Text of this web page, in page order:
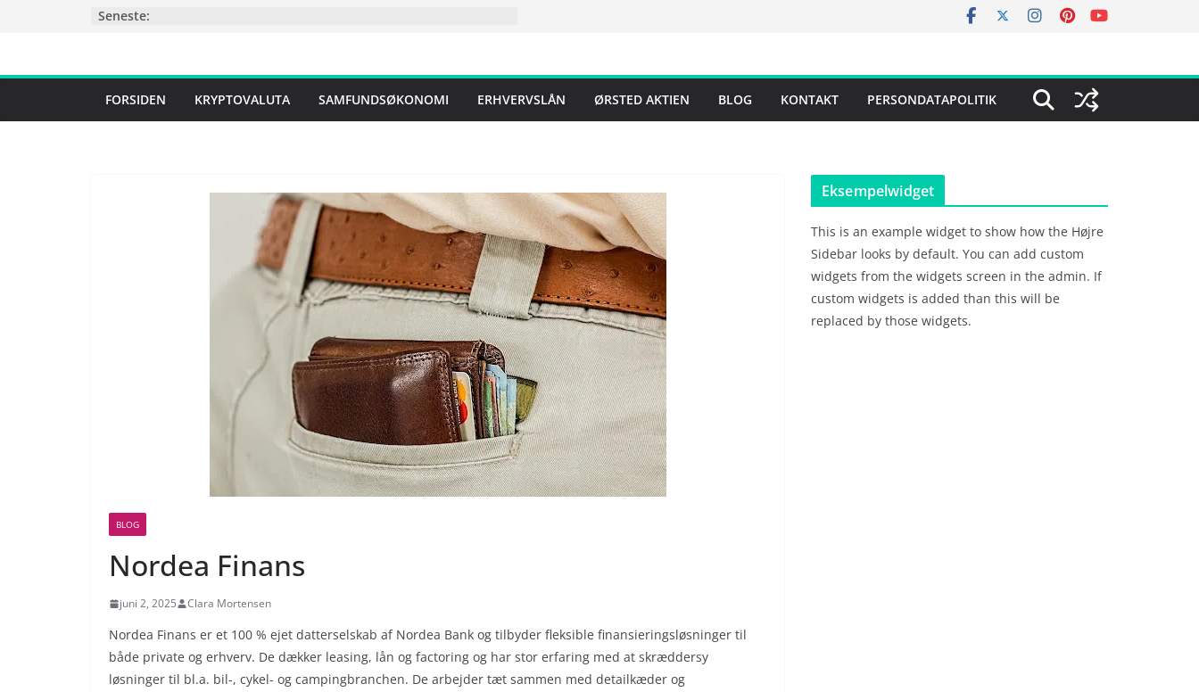
Seneste:
FORSIDEN KRYPTOVALUTA SAMFUNDSØKONOMI ERHVERVSLÅN ØRSTED AKTIEN BLOG KONTAKT PERSONDATAPOLITIK
BLOG
Nordea Finans
juni 2, 2025 Clara Mortensen
Nordea Finans er et 100 % ejet datterselskab af Nordea Bank og tilbyder fleksible finansieringsløsninger til
både private og erhverv. De dækker leasing, lån og factoring og har stor erfaring med at skræddersy
løsninger til bl.a. bil-, cykel- og campingbranchen. De arbejder tæt sammen med detailkæder og
Eksempelwidget
This is an example widget to show how the Højre
Sidebar looks by default. You can add custom
widgets from the widgets screen in the admin. If
custom widgets is added than this will be
replaced by those widgets.